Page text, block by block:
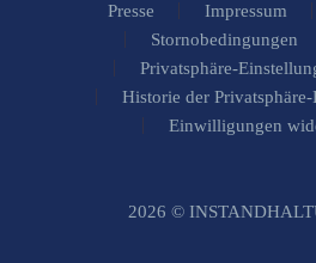
Presse Impressum
Stornobedingungen
Privatsphäre-
Historie der
Einwilligungen
2026 ©